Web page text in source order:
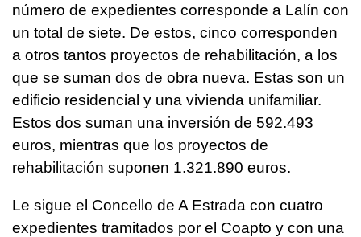
número de expedientes corresponde a Lalín con
un total de siete. De estos, cinco corresponden
a otros tantos proyectos de rehabilitación, a los
que se suman dos de obra nueva. Estas son un
edificio residencial y una vivienda unifamiliar.
Estos dos suman una inversión de 592.493
euros, mientras que los proyectos de
rehabilitación suponen 1.321.890 euros.
Le sigue el Concello de A Estrada con cuatro
expedientes tramitados por el Coapto y con una